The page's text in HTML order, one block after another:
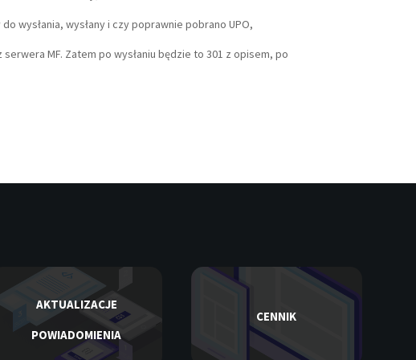
wysłania, wysłany i czy poprawnie pobrano UPO,
MF. Zatem po wysłaniu będzie to 301 z opisem, po
AKTUALIZACJE
POWIADOMIENIA
CENNIK